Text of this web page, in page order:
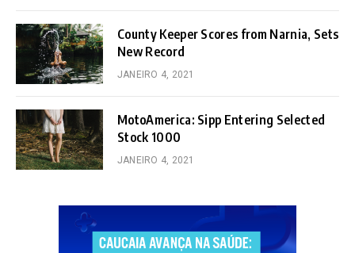
County Keeper Scores from Narnia, Sets
New Record
JANEIRO 4, 2021
MotoAmerica: Sipp Entering Selected
Stock 1000
JANEIRO 4, 2021